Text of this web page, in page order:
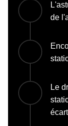
de
Le